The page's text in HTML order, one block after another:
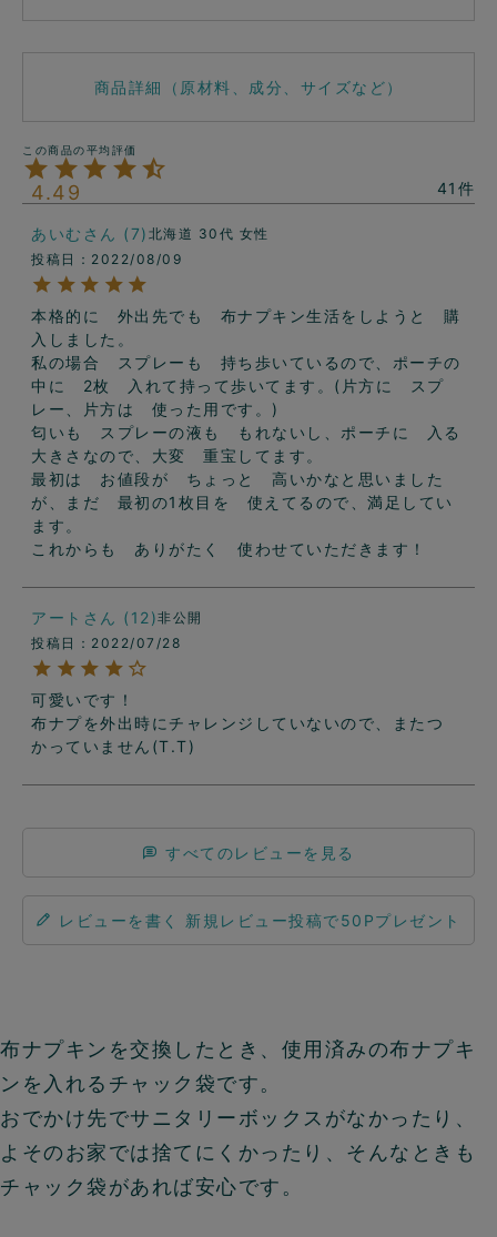
商品詳細（原材料、成分、サイズなど）
4.49 41
あいむ 7 北海道 30代 女性
投稿日
2022/08/09
本格的に　外出先でも　布ナプキン生活をしようと　購
入しました。
私の場合　スプレーも　持ち歩いているので、ポーチの
中に　2枚　入れて持って歩いてます。(片方に　スプ
レー、片方は　使った用です。)
匂いも　スプレーの液も　もれないし、ポーチに　入る
大きさなので、大変　重宝してます。
最初は　お値段が　ちょっと　高いかなと思いました
が、まだ　最初の1枚目を　使えてるので、満足してい
ます。
これからも　ありがたく　使わせていただきます！
アート 12 非公開
投稿日
2022/07/28
可愛いです！
布ナプを外出時にチャレンジしていないので、またつ
かっていません(T.T)
すべてのレビューを見る
レビューを書く
布ナプキンを交換したとき、使用済みの布ナプキ
ンを入れるチャック袋です。
おでかけ先でサニタリーボックスがなかったり、
よそのお家では捨てにくかったり、そんなときも
チャック袋があれば安心です。